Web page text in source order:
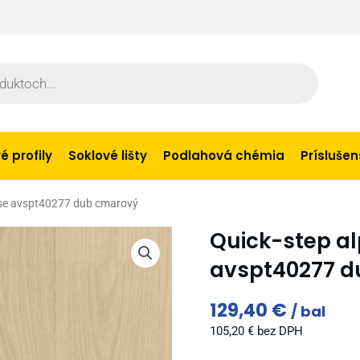
profily Soklové lišty Podlahová chémia
avspt40277 dub cmarový
Quick-step
avspt40277
129,40 € bal
105,20 € bez DPH